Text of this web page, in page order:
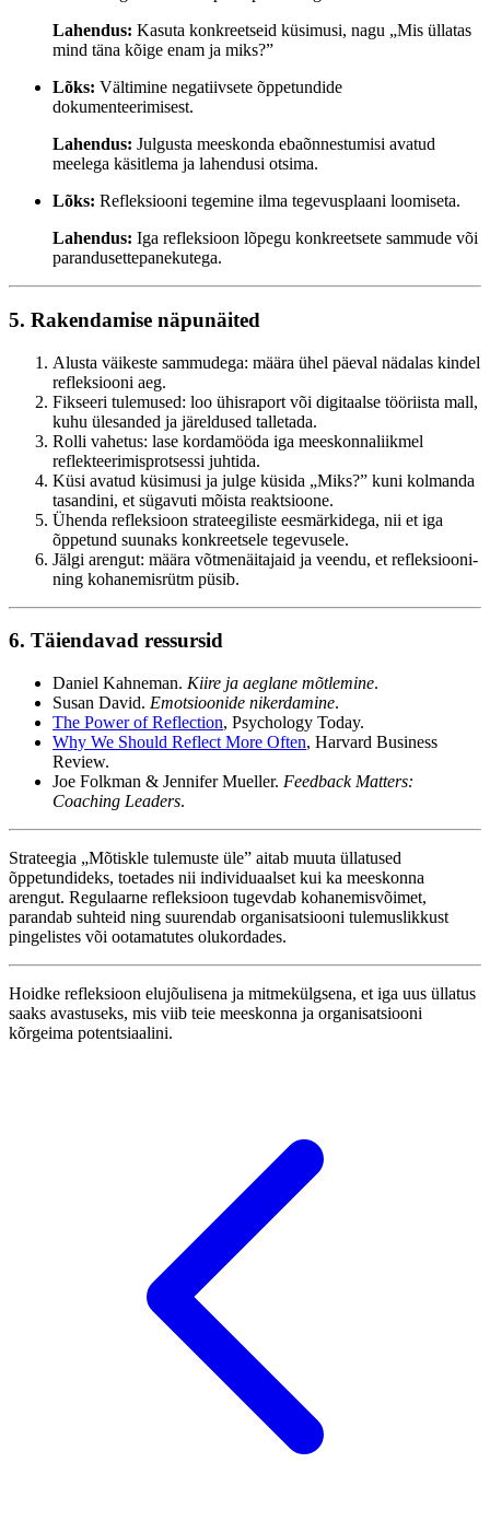
Lahendus: Kasuta konkreetseid küsimusi, nagu „Mis üllatas
mind täna kõige enam ja miks?”
Lõks: Vältimine negatiivsete õppetundide
dokumenteerimisest.
Lahendus: Julgusta meeskonda ebaõnnestumisi avatud
meelega käsitlema ja lahendusi otsima.
Lõks: Refleksiooni tegemine ilma tegevusplaani loomiseta.
Lahendus: Iga refleksioon lõpegu konkreetsete sammude või
parandusettepanekutega.
5. Rakendamise näpunäited
Alusta väikeste sammudega: määra ühel päeval nädalas kindel
refleksiooni aeg.
Fikseeri tulemused: loo ühisraport või digitaalse tööriista mall,
kuhu ülesanded ja järeldused talletada.
Rolli vahetus: lase kordamööda iga meeskonnaliikmel
reflekteerimisprotsessi juhtida.
Küsi avatud küsimusi ja julge küsida „Miks?” kuni kolmanda
tasandini, et sügavuti mõista reaktsioone.
Ühenda refleksioon strateegiliste eesmärkidega, nii et iga
õppetund suunaks konkreetsele tegevusele.
Jälgi arengut: määra võtmenäitajaid ja veendu, et refleksiooni-
ning kohanemisrütm püsib.
6. Täiendavad ressursid
Daniel Kahneman. Kiire ja aeglane mõtlemine.
Susan David. Emotsioonide nikerdamine.
The Power of Reflection, Psychology Today.
Why We Should Reflect More Often, Harvard Business
Review.
Joe Folkman & Jennifer Mueller. Feedback Matters:
Coaching Leaders.
Strateegia „Mõtiskle tulemuste üle” aitab muuta üllatused
õppetundideks, toetades nii individuaalset kui ka meeskonna
arengut. Regulaarne refleksioon tugevdab kohanemisvõimet,
parandab suhteid ning suurendab organisatsiooni tulemuslikkust
pingelistes või ootamatutes olukordades.
Hoidke refleksioon elujõulisena ja mitmekülgsena, et iga uus üllatus
saaks avastuseks, mis viib teie meeskonna ja organisatsiooni
kõrgeima potentsiaalini.